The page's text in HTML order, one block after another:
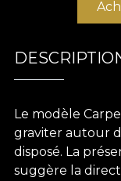
Le modèle
graviter autour
disposé. La
suggère la